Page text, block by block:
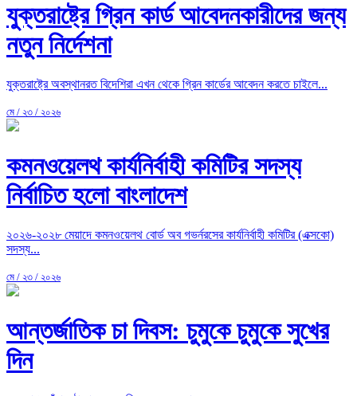
যুক্তরাষ্ট্রে গ্রিন কার্ড আবেদনকারীদের জন্য
নতুন নির্দেশনা
যুক্তরাষ্ট্রে অবস্থানরত বিদেশিরা এখন থেকে গ্রিন কার্ডের আবেদন করতে চাইলে...
মে / ২৩ / ২০২৬
কমনওয়েলথ কার্যনির্বাহী কমিটির সদস্য
নির্বাচিত হলো বাংলাদেশ
২০২৬-২০২৮ মেয়াদে কমনওয়েলথ বোর্ড অব গভর্নরসের কার্যনির্বাহী কমিটির (এক্সকো)
সদস্য...
মে / ২৩ / ২০২৬
আন্তর্জাতিক চা দিবস: চুমুকে চুমুকে সুখের
দিন